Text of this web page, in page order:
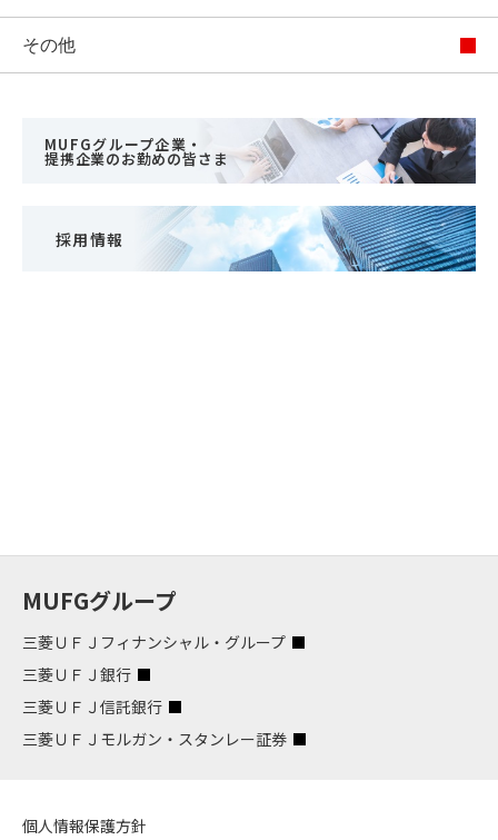
その他
MUFGグループ企業・
提携企業のお勤めの皆さま
採用情報
MUFGグループ
三菱ＵＦＪフィナンシャル・グループ
三菱ＵＦＪ銀行
三菱ＵＦＪ信託銀行
三菱ＵＦＪモルガン・スタンレー証券
個人情報保護方針